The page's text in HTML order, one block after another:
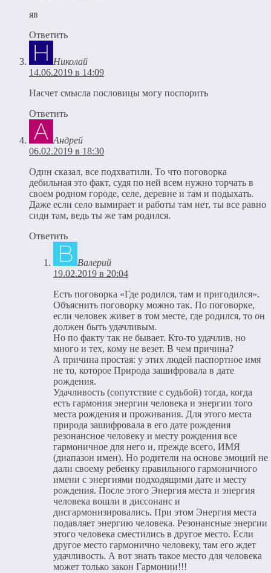
яв
Ответить
Николай
14.06.2019 в 14:09
Насчет смысла пословицы могу поспорить
Ответить
Андрей
06.02.2019 в 18:30
Один сказал, все подхватили. То что поговорка
дебильная это факт, судя по ней всем нужно торчать в
своем родном городе, селе, деревне и там и подыхать.
Даже если село вымирает и работы там нет, ты все равно
сиди там, ведь ты же там родился.
Ответить
Валерий
19.02.2019 в 20:04
Есть поговорка «Где родился, там и пригодился».
Объяснить поговорку можно так. По поговорке,
если человек живет в том месте, где родился, то он
должен быть удачливым.
Но по факту так не бывает. Кто-то удачлив, но
много и тех, кому не везет. В чем причина?
А причина простая: у этих людей паспортное имя
не то, которое Природа зашифровала в дате
рождения.
Удачливость (сопутствие с судьбой) тогда, когда
есть гармония энергии человека и энергии того
места рождения и проживания. Для этого места
природа зашифровала в его дате рождения
резонансное человеку и месту рождения все
гармоничное для него и, прежде всего, ИМЯ
(диапазон имен). Но родители на основе эмоций не
дали своему ребенку правильного гармоничного
имени с энергиями подходящими дате и месту
рождения. После этого Энергия места и энергия
человека вошли в диссонанс и
дисгармонизировались. При этом Энергия места
подавляет энергию человека. Резонансные энергии
этого человека сместились в другое место. Если
другое место гармонично человеку, там его ждет
удачливость. А вот знать такое место для человека
может только закон Гармонии!!!